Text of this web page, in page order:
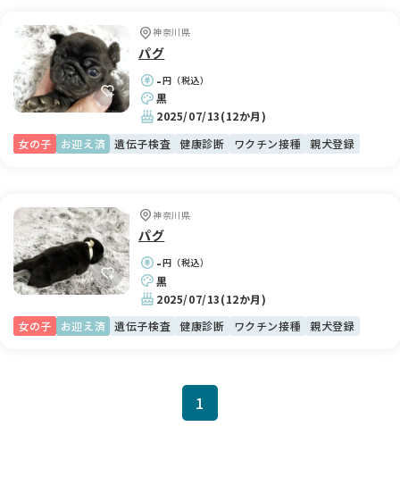
神奈川県
パグ
-円（税込）
黒
2025/07/13(12か月)
女の子
お迎え済 遺伝子検査 健康診断 ワクチン接種 親犬登録
神奈川県
パグ
-円（税込）
黒
2025/07/13(12か月)
女の子
お迎え済 遺伝子検査 健康診断 ワクチン接種 親犬登録
1